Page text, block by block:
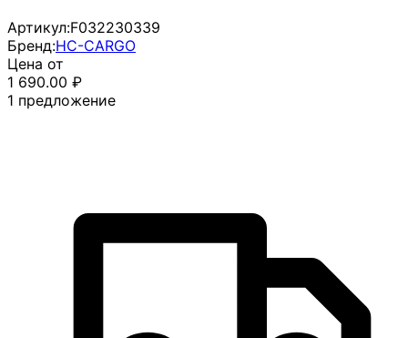
Артикул:F032230339
Бренд:HC-CARGO
Цена от
1 690.00 ₽
1 предложение